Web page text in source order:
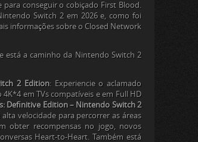
conseguir o cobiçado First Blood.
Switch 2 em 2026 e, como foi
informações sobre o Closed Network
está a caminho da Nintendo Switch 2
2 Edition: Experiencie o aclamado
em TVs compatíveis e em Full HD
Definitive Edition – Nintendo Switch 2
velocidade para percorrer as áreas
obter recompensas no jogo, novos
Heart-to-Heart. Também está